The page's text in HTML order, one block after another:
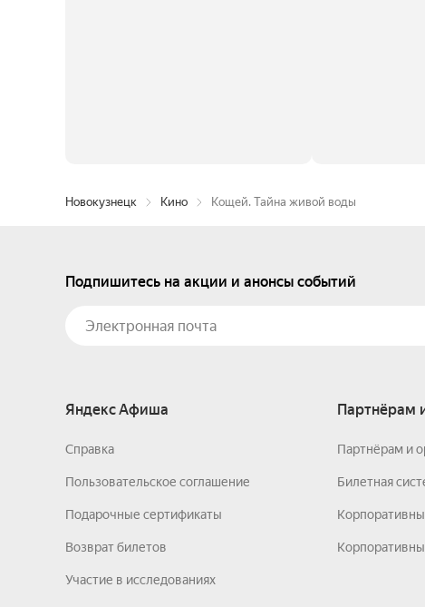
Новокузнецк Кино Кощей. Тайна живой воды
Подпишитесь на акции и анонсы событий
Яндекс Афиша
Справка
Пользовательское соглашение
Подарочные сертификаты
Возврат билетов
Участие в исследованиях
Партнёрам
Партнёрам и
Билетная